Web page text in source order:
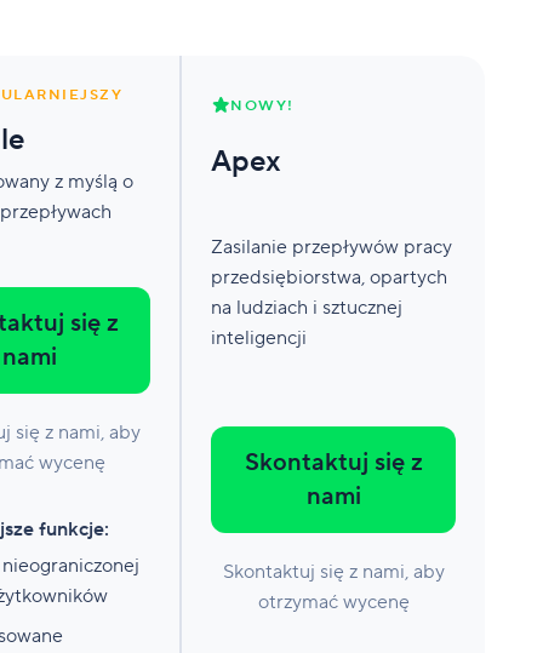
z myślą o
się z
nami
się z nami, aby
wycenę
funkcje:
NOWY!
Apex
Zasilanie przepływów pracy
przedsiębiorstwa, opartych
na ludziach i sztucznej
inteligencji
Skontaktuj się z
nami
Skontaktuj się z nami, aby
otrzymać wycenę